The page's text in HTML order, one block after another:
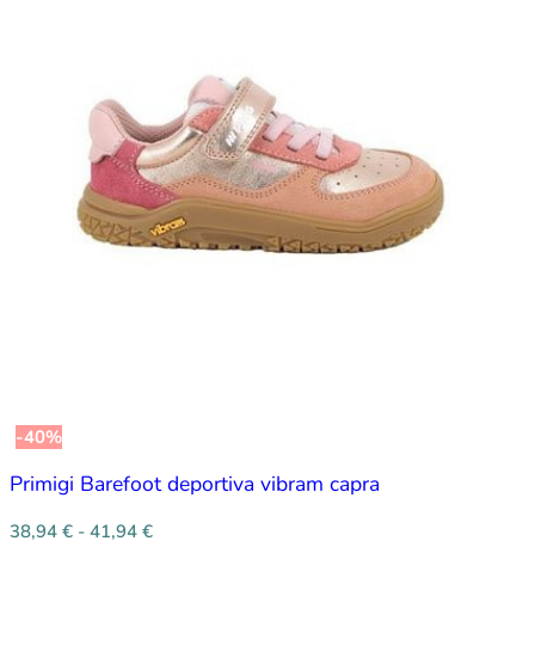
-40%
Primigi Barefoot deportiva vibram capra
38,94 € - 41,94 €